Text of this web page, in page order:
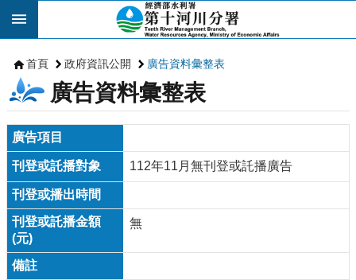
跳到主要內容區塊
首頁 政府資訊公開 廣告資料彙整表
廣告資料彙整表
112年11月無刊登或託播廣告
無